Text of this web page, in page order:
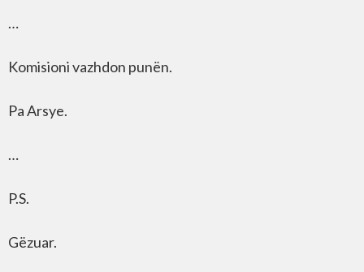
…
Komisioni vazhdon punën.
Pa Arsye.
…
P.S.
Gëzuar.